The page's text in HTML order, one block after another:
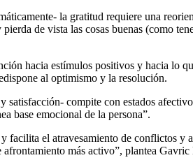
la gratitud requiere una
de vista las cosas buenas (como
hacia estímulos positivos y hacia
al optimismo y la resolución.
compite con estados
base emocional de la persona”.
facilita el atravesamiento de conflictos
más activo”, plantea Gavric